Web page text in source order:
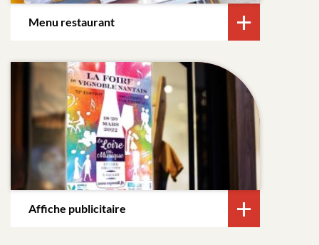
Menu restaurant
Affiche publicitaire